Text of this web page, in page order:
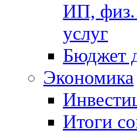
ИП, физ.
услуг
Бюджет
Экономика
Итоги